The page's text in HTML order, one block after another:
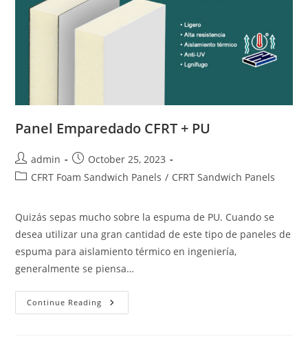
Panel Emparedado CFRT + PU
Post
author:
admin
Post
published:
October 25, 2023
PostCFRT Foam Sandwich Panels / CFRT Sandwich Panels
Quizás sepas mucho sobre la espuma de PU. Cuando se
desea utilizar una gran cantidad de este tipo de paneles de
espuma para aislamiento térmico en ingeniería,
generalmente se piensa…
Continue Reading Panel
Emparedado